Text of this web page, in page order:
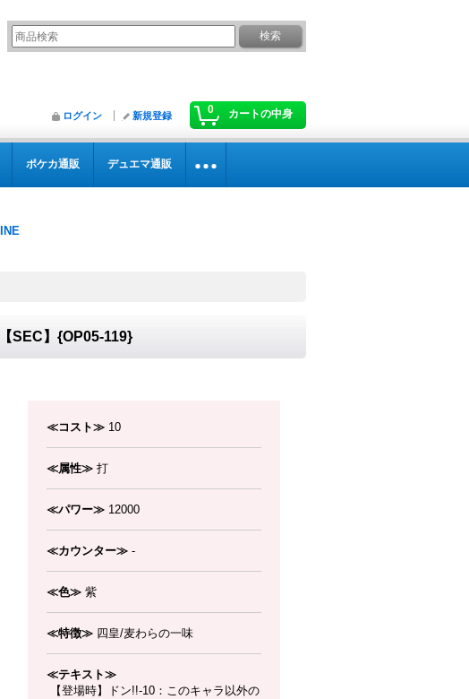
0 カートの中身
ログイン 新規登録
ポケカ通販 デュエマ通販
SEC】{OP05-119}
≪コスト≫ 10
≪属性≫ 打
≪パワー≫ 12000
≪カウンター≫ -
≪色≫ 紫
≪特徴≫ 四皇/麦わらの一味
≪テキスト≫
【登場時】ドン!!-10：このキャラ以外の